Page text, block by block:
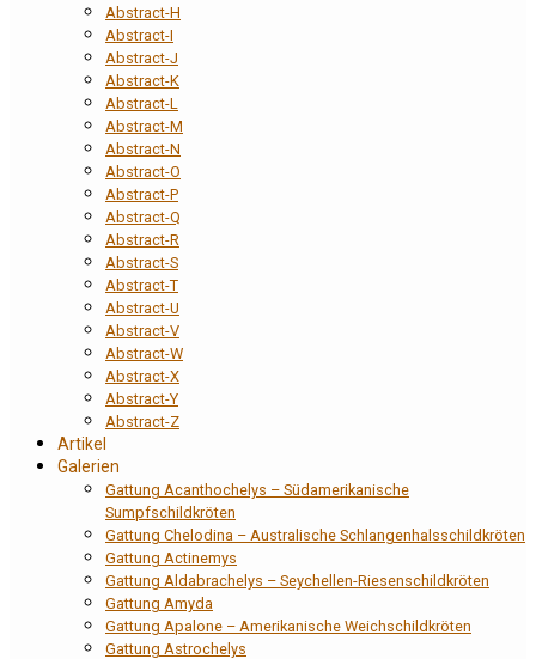
Abstract-H
Abstract-I
Abstract-J
Abstract-K
Abstract-L
Abstract-M
Abstract-N
Abstract-O
Abstract-P
Abstract-Q
Abstract-R
Abstract-S
Abstract-T
Abstract-U
Abstract-V
Abstract-W
Abstract-X
Abstract-Y
Abstract-Z
Artikel
Galerien
Gattung Acanthochelys – Südamerikanische
Sumpfschildkröten
Gattung Chelodina – Australische Schlangenhalsschildkröten
Gattung Actinemys
Gattung Aldabrachelys – Seychellen-Riesenschildkröten
Gattung Amyda
Gattung Apalone – Amerikanische Weichschildkröten
Gattung Astrochelys